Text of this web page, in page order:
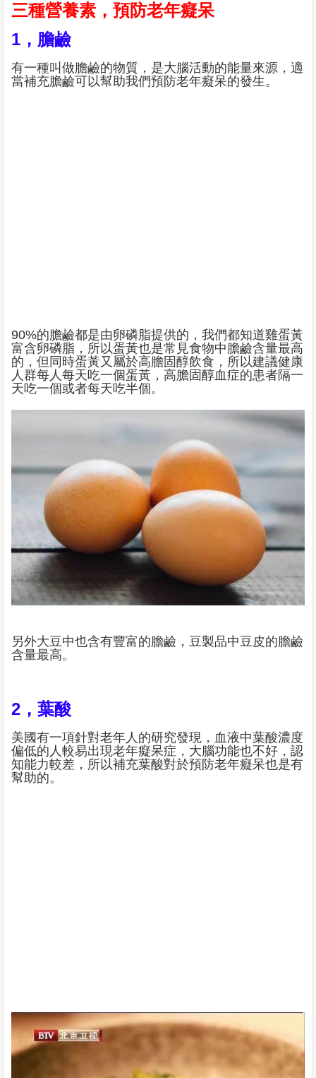
三種營養素，預防老年癡呆
1，膽鹼
有一種叫做膽鹼的物質，是大腦活動的能量來源，適
當補充膽鹼可以幫助我們預防老年癡呆的發生。
90%的膽鹼都是由卵磷脂提供的，我們都知道雞蛋黃
富含卵磷脂，所以蛋黃也是常見食物中膽鹼含量最高
的，但同時蛋黃又屬於高膽固醇飲食，所以建議健康
人群每人每天吃一個蛋黃，高膽固醇血症的患者隔一
天吃一個或者每天吃半個。
另外大豆中也含有豐富的膽鹼，豆製品中豆皮的膽鹼
含量最高。
2，葉酸
美國有一項針對老年人的研究發現，血液中葉酸濃度
偏低的人較易出現老年癡呆症，大腦功能也不好，認
知能力較差，所以補充葉酸對於預防老年癡呆也是有
幫助的。